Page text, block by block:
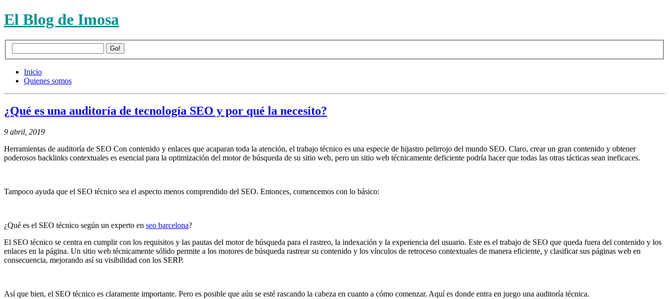
El Blog de Imosa
Inicio
Quienes somos
¿Qué es una auditoría de tecnología SEO y por qué la necesito?
9 abril, 2019
Herramientas de auditoría de SEO Con contenido y enlaces que acaparan toda la atención, el trabajo técnico es una especie de hijastro pelirrojo del mundo SEO. Claro, crear un gran contenido y obtener
poderosos backlinks contextuales es esencial para la optimización del motor de búsqueda de su sitio web, pero un sitio web técnicamente deficiente podría hacer que todas las otras tácticas sean ineficaces.
Tampoco ayuda que el SEO técnico sea el aspecto menos comprendido del SEO. Entonces, comencemos con lo básico:
¿Qué es el SEO técnico según un experto en seo barcelona?
El SEO técnico se centra en cumplir con los requisitos y las pautas del motor de búsqueda para el rastreo, la indexación y la experiencia del usuario. Este es el trabajo de SEO que queda fuera del contenido y los
enlaces en la página. Un sitio web técnicamente sólido permite a los motores de búsqueda rastrear su contenido y los vínculos de retroceso contextuales de manera eficiente, y clasificar sus páginas web en
consecuencia, mejorando así su visibilidad con los SERP.
Así que bien, el SEO técnico es claramente importante. Pero es posible que aún se esté rascando la cabeza en cuanto a cómo comenzar. Aquí es donde entra en juego una auditoría técnica.